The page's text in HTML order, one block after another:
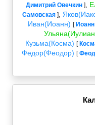
Димитрий Овечкин],
Самовская],
Иван(Иоанн) [
Кузьма(Косма) [
Федор(Феодор) [